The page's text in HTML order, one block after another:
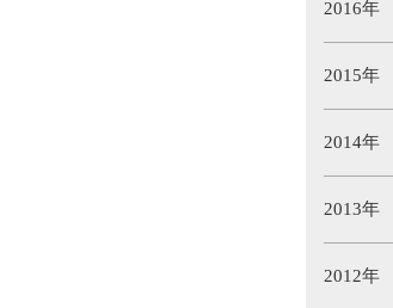
2016年
2015年
2014年
2013年
2012年